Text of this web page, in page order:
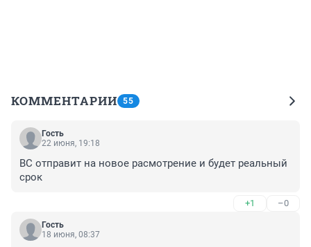
КОММЕНТАРИИ 55
Гость
22 июня, 19:18
ВС отправит на новое расмотрение и будет реальный
срок
+1 –0
Гость
18 июня, 08:37